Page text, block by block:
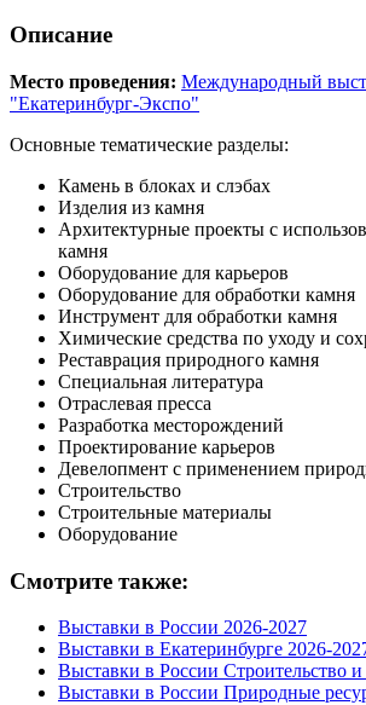
Описание
Место проведения: Международный
"Екатеринбург-Экспо"
Основные тематические разделы:
Камень в блоках и слэбах
Изделия из камня
Архитектурные проекты с
камня
Оборудование для карьеров
Оборудование для обработки камня
Инструмент для обработки камня
Химические средства по уходу и
Реставрация природного камня
Специальная литература
Отраслевая пресса
Разработка месторождений
Проектирование карьеров
Девелопмент с применением
Строительство
Строительные материалы
Оборудование
Смотрите также:
Выставки в России 2026-2027
Выставки в Екатеринбурге 2026-
Выставки в России Строительство
Выставки в России Природные